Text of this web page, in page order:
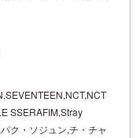
SSERAFIM,Stray
ク・ソジュン,チ・チャ